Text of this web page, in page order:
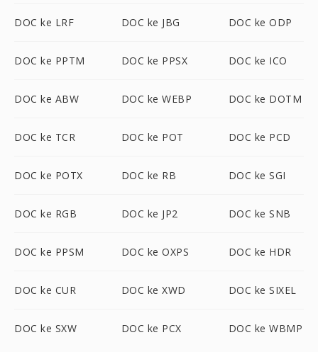
DOC ke LRF DOC ke JBG DOC ke ODP
DOC ke PPTM DOC ke PPSX DOC ke ICO
DOC ke ABW DOC ke WEBP DOC ke DOTM
DOC ke TCR DOC ke POT DOC ke PCD
DOC ke POTX DOC ke RB DOC ke SGI
DOC ke RGB DOC ke JP2 DOC ke SNB
DOC ke PPSM DOC ke OXPS DOC ke HDR
DOC ke CUR DOC ke XWD DOC ke SIXEL
DOC ke SXW DOC ke PCX DOC ke WBMP